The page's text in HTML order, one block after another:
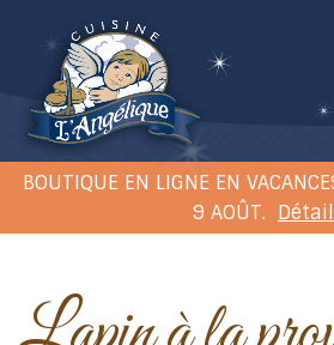
BOUTIQUE EN LIGNE EN
9 AOÛT.